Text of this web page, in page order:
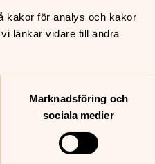
kakor för analys och kakor
länkar vidare till andra
Marknadsföring och
sociala medier